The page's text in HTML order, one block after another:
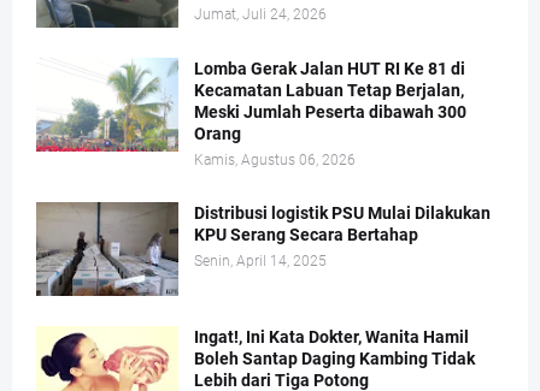
Jumat, Juli 24, 2026
Lomba Gerak Jalan HUT RI Ke 81 di
Kecamatan Labuan Tetap Berjalan,
Meski Jumlah Peserta dibawah 300
Orang
Kamis, Agustus 06, 2026
Distribusi logistik PSU Mulai Dilakukan
KPU Serang Secara Bertahap
Senin, April 14, 2025
Ingat!, Ini Kata Dokter, Wanita Hamil
Boleh Santap Daging Kambing Tidak
Lebih dari Tiga Potong